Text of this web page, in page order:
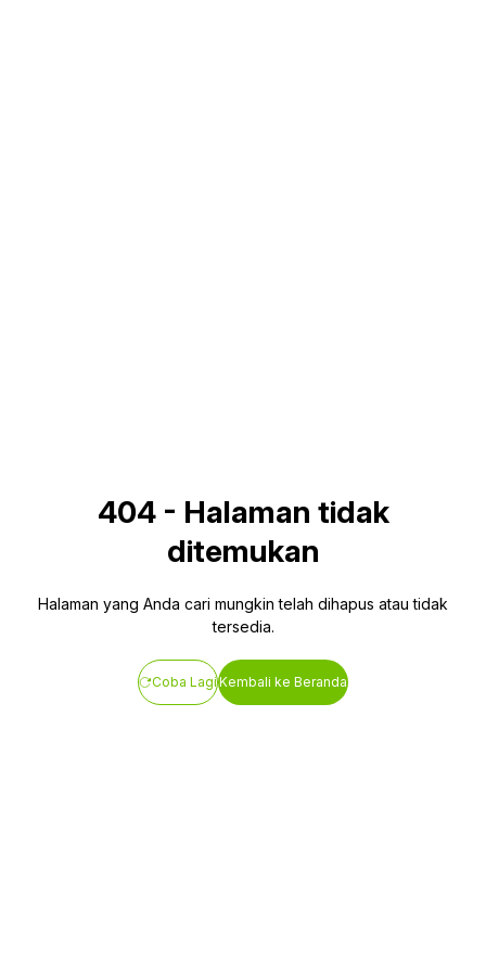
404- Halaman tidak
ditemukan
Halaman yang Anda cari mungkin telah dihapus atau tidak
tersedia.
Coba LagiKembali ke Beranda